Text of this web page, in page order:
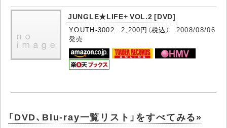
JUNGLE★LIFE+ VOL.2 [DVD]
YOUTH-3002 2,200円（税込） 2008/08/06
発売
「DVD、Blu-ray一覧リスト」をすべてみる»